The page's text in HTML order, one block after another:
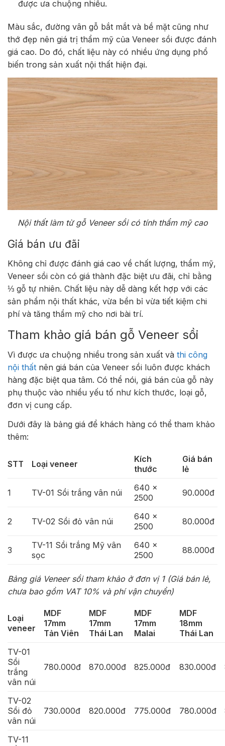
được ưa chuộng nhiều.
Màu sắc, đường vân gỗ bắt mắt và bề mặt cũng như
thớ đẹp nên giá trị thẩm mỹ của Veneer sồi được đánh
giá cao. Do đó, chất liệu này có nhiều ứng dụng phổ
biến trong sản xuất nội thất hiện đại.
Nội thất làm từ gỗ Veneer sồi có tính thẩm mỹ cao
Giá bán ưu đãi
Không chỉ được đánh giá cao về chất lượng, thẩm mỹ,
Veneer sồi còn có giá thành đặc biệt ưu đãi, chỉ bằng
⅓ gỗ tự nhiên. Chất liệu này dễ dàng kết hợp với các
sản phẩm nội thất khác, vừa bền bỉ vừa tiết kiệm chi
phí và tăng thẩm mỹ cho nơi bài trí.
Tham khảo giá bán gỗ Veneer sồi
Vì được ưa chuộng nhiều trong sản xuất và thi công
nội thất nên giá bán của Veneer sồi luôn được khách
hàng đặc biệt qua tâm. Có thể nói, giá bán của gỗ này
phụ thuộc vào nhiều yếu tố như kích thước, loại gỗ,
đơn vị cung cấp.
Dưới đây là bảng giá để khách hàng có thể tham khảo
thêm:
STT Loại veneer
Kích
thước
Giá bán
lẻ
1 TV-01 Sồi trắng vân núi
640 x
2500
90.000đ
2 TV-02 Sồi đỏ vân núi
640 x
2500
80.000đ
3
TV-11 Sồi trắng Mỹ vân
sọc
640 x
2500
88.000đ
Bảng giá Veneer sồi tham khảo ở đơn vị 1 (Giá bán lẻ,
chưa bao gồm VAT 10% và phí vận chuyển)
Loại
veneer
MDF
17mm
Tản Viên
MDF
17mm
Thái Lan
MDF
17mm
Malai
MDF
18mm
Thái Lan
TV-01
Sồi
trắng
vân núi
780.000đ 870.000đ 825.000đ 830.000đ
TV-02
Sồi đỏ
vân núi
730.000đ 820.000đ 775.000đ 780.000đ
TV-11